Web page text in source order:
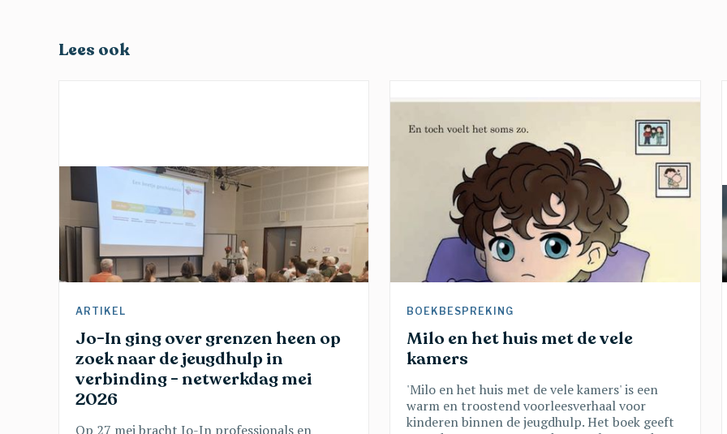
Lees ook
ARTIKEL
Jo-In ging over grenzen heen op
zoek naar de jeugdhulp in
verbinding - netwerkdag mei
2026
Op 27 mei bracht Jo-In professionals en
BOEKBESPREKING
Milo en het huis met de vele
kamers
'Milo en het huis met de vele kamers' is een
warm en troostend voorleesverhaal voor
kinderen binnen de jeugdhulp. Het boek geeft